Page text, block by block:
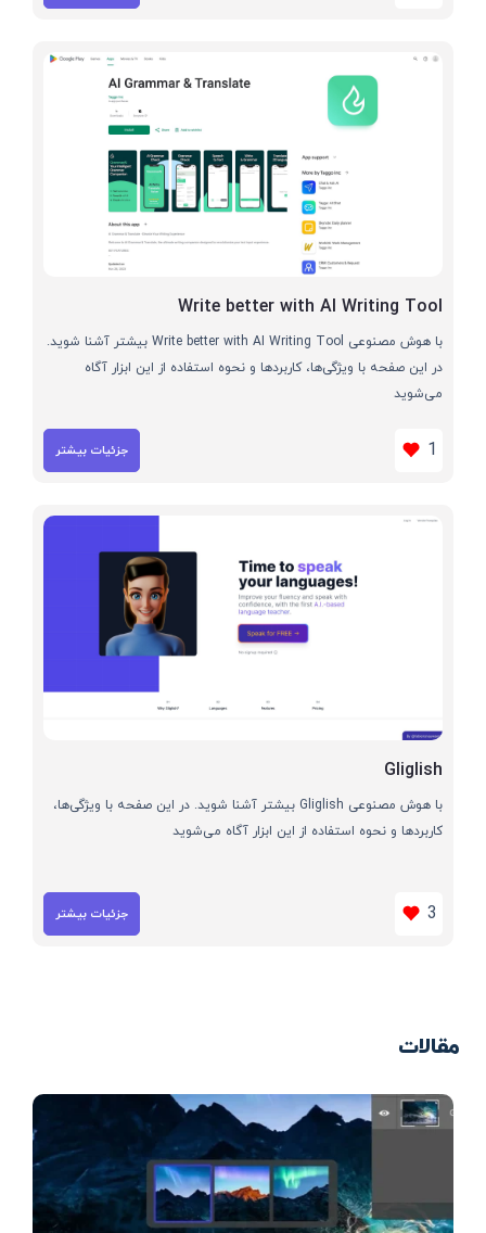
Write better with AI Writing Tool
با هوش مصنوعی Write better with AI Writing Tool بیشتر آشنا شوید.
در این صفحه با ویژگی‌ها، کاربردها و نحوه استفاده از این ابزار آگاه
می‌شوید
1 جزئیات بیشتر
Gliglish
با هوش مصنوعی Gliglish بیشتر آشنا شوید. در این صفحه با ویژگی‌ها،
کاربردها و نحوه استفاده از این ابزار آگاه می‌شوید
3 جزئیات بیشتر
مقالات